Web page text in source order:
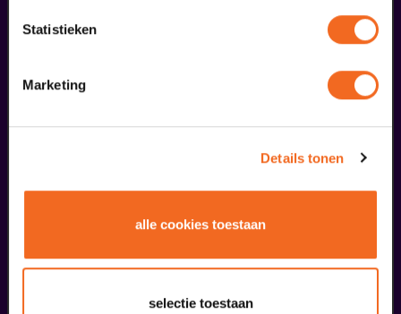
Statistieken
Marketing
Details tonen
alle cookies toestaan
selectie toestaan